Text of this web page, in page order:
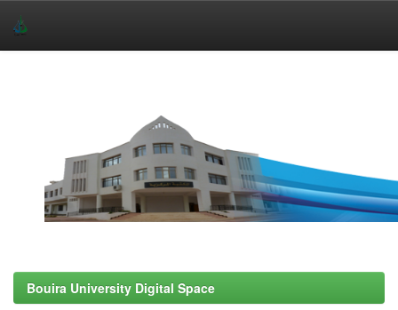
Bouira University Digital Space